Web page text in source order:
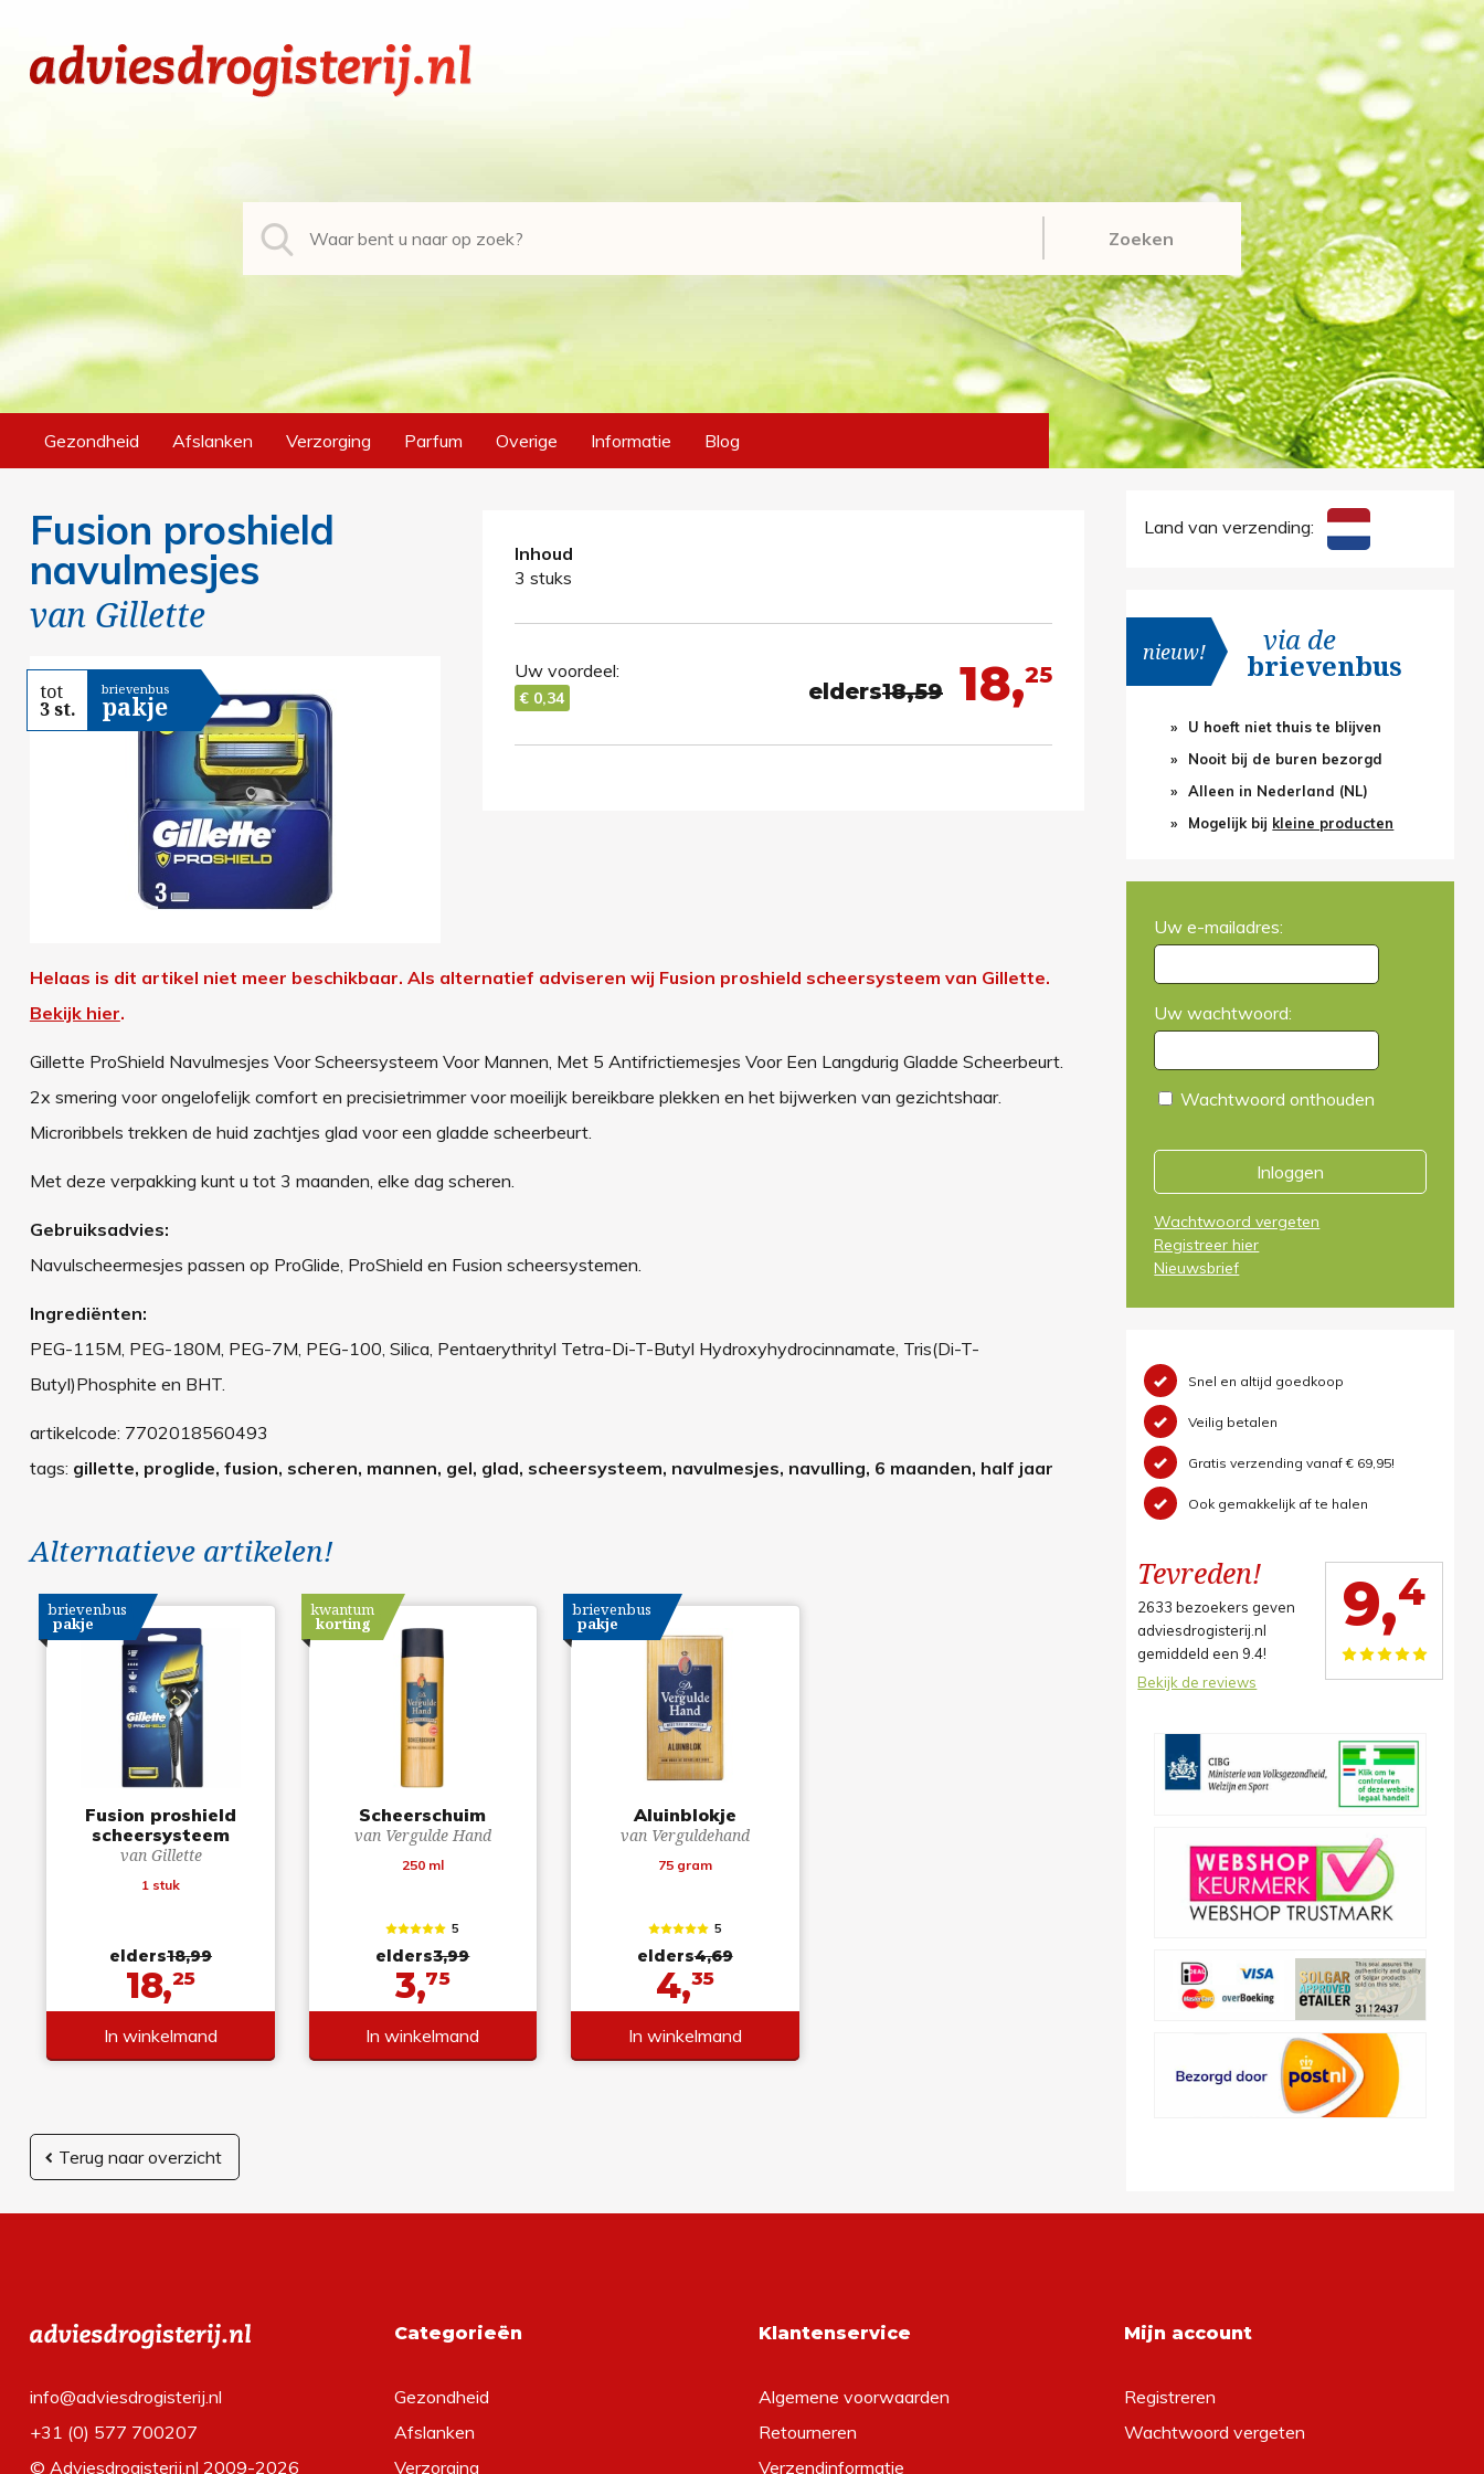
Zoeken
Gezondheid Afslanken Verzorging Parfum Overige Informatie Blog
Fusion proshield
navulmesjes
van Gillette
tot
3 st.
brievenbus
pakje
Inhoud
3 stuks
18,25
elders18,59
Uw voordeel:
€ 0,34
Helaas is dit artikel niet meer beschikbaar. Als alternatief adviseren wij Fusion proshield scheersysteem van Gillette.
Bekijk hier.
Gillette ProShield Navulmesjes Voor Scheersysteem Voor Mannen, Met 5 Antifrictiemesjes Voor Een Langdurig Gladde Scheerbeurt.
2x smering voor ongelofelijk comfort en precisietrimmer voor moeilijk bereikbare plekken en het bijwerken van gezichtshaar.
Microribbels trekken de huid zachtjes glad voor een gladde scheerbeurt.
Met deze verpakking kunt u tot 3 maanden, elke dag scheren.
Gebruiksadvies:
Navulscheermesjes passen op ProGlide, ProShield en Fusion scheersystemen.
Ingrediënten:
PEG-115M, PEG-180M, PEG-7M, PEG-100, Silica, Pentaerythrityl Tetra-Di-T-Butyl Hydroxyhydrocinnamate, Tris(Di-T-
Butyl)Phosphite en BHT.
artikelcode: 7702018560493
tags: gillette, proglide, fusion, scheren, mannen, gel, glad, scheersysteem, navulmesjes, navulling, 6 maanden, half jaar
Alternatieve artikelen!
Fusion proshield
scheersysteem
van Gillette
1 stuk
brievenbus
pakje
elders18,99
18,25
In winkelmand
Scheerschuim
van Vergulde Hand
250 ml
kwantum
korting
5
elders3,99
3,75
In winkelmand
Aluinblokje
van Verguldehand
75 gram
brievenbus
pakje
5
elders4,69
4,35
In winkelmand
Terug naar overzicht
Land van verzending:
nieuw! via de
brievenbus
U hoeft niet thuis te blijven
Nooit bij de buren bezorgd
Alleen in Nederland (NL)
Mogelijk bij kleine producten
Uw e-mailadres:
Uw wachtwoord:
Wachtwoord onthouden
Inloggen
Wachtwoord vergeten
Registreer hier
Nieuwsbrief
Snel en altijd goedkoop
Veilig betalen
Gratis verzending vanaf € 69,95!
Ook gemakkelijk af te halen
Tevreden!
2633 bezoekers geven
adviesdrogisterij.nl
gemiddeld een 9.4!
Bekijk de reviews
9,4
info@adviesdrogisterij.nl
+31 (0) 577 700207
© Adviesdrogisterij.nl 2009-2026
Categorieën
Gezondheid
Afslanken
Verzorging
Klantenservice
Algemene voorwaarden
Retourneren
Verzendinformatie
Mijn account
Registreren
Wachtwoord vergeten